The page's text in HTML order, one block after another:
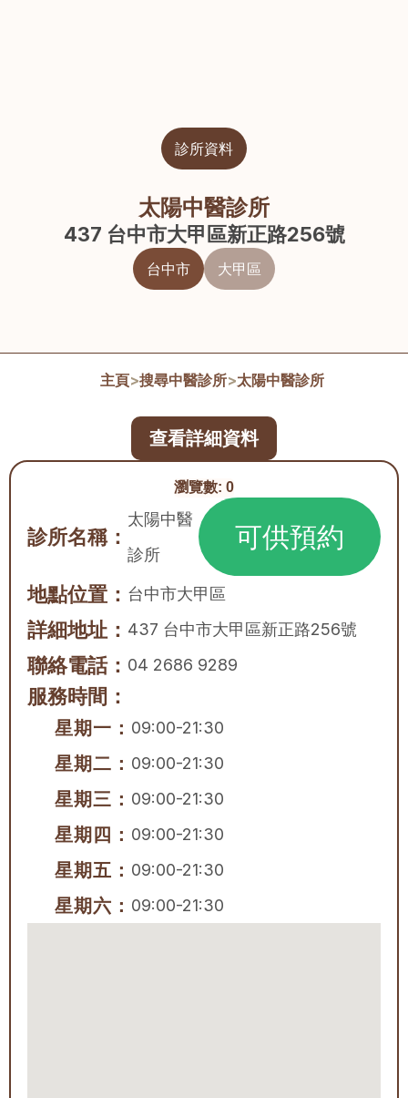
診所資料
太陽中醫診所
437 台中市大甲區新正路256號
台中市 大甲區
主頁>搜尋中醫診所>太陽中醫診所
瀏覽數: 0
診所名稱：
太陽中醫
診所
可供預約
地點位置： 台中市大甲區
詳細地址： 437 台中市大甲區新正路256號
聯絡電話： 04 2686 9289
服務時間：
星期一： 09:00-21:30
星期二： 09:00-21:30
星期三： 09:00-21:30
星期四： 09:00-21:30
星期五： 09:00-21:30
星期六： 09:00-21:30
查看詳細資料